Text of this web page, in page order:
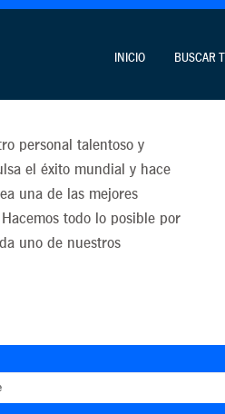
INICIO BUSCAR
con
personal talentoso y
el éxito mundial y hace
una de las mejores
todo lo posible por
uno de nuestros